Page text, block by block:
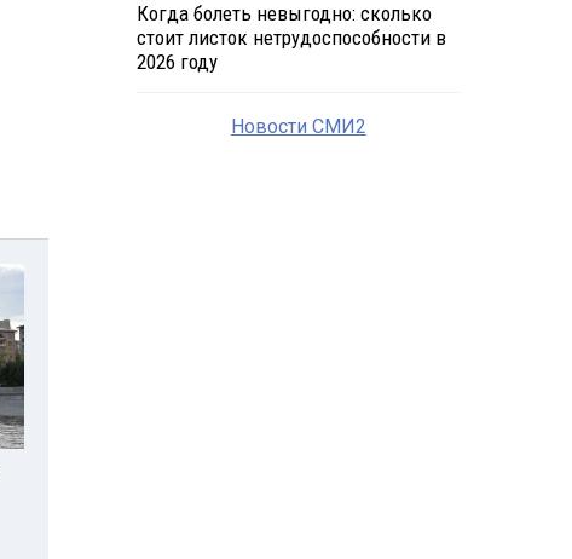
Когда болеть невыгодно: сколько
стоит листок нетрудоспособности в
2026 году
Новости СМИ2